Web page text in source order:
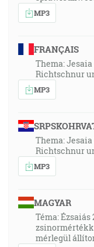
MP3
FRANÇAIS
Thema: Jesaia
Richtschnur
MP3
Thema: Jesaia
Richtschnur
MP3
MAGYAR
Téma: Ézsaiás
mérlegül